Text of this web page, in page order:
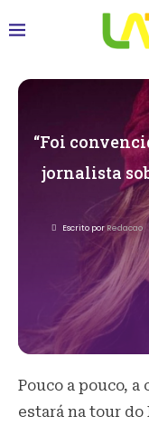
“Foi
jornalista
Escrito porRedacao
Pouco a pouco,
estará na tour do